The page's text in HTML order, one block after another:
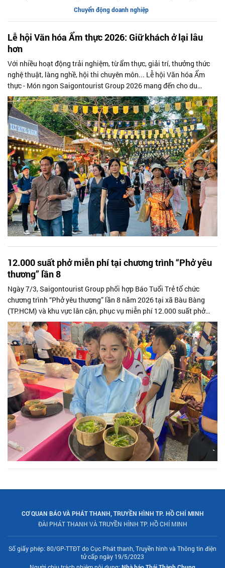
Bangkok, Thái Lan.
Chuyển động doanh nghiệp
Lễ hội Văn hóa Ẩm thực 2026: Giữ khách ở lại lâu
hơn
Với nhiều hoạt động trải nghiệm, từ ẩm thực, giải trí, thưởng thức
nghệ thuật, làng nghề, hội thi chuyên môn... Lễ hội Văn hóa Ẩm
thực - Món ngon Saigontourist Group 2026 mang đến cho du
khách và khách tham dự nhiều khám phá mới, ở lại với lễ hội lâu
hơn và chi tiền nhiều hơn.
12.000 suất phở miễn phí tại chương trình “Phở yêu
thương” lần 8
Ngày 7/3, Saigontourist Group phối hợp Báo Tuổi Trẻ tổ chức
chương trình “Phở yêu thương” lần 8 năm 2026 tại xã Bàu Bàng
(TP.HCM) và khu vực lân cận, phục vụ miễn phí 12.000 suất phở
cho công nhân, người lao động và học sinh có hoàn cảnh khó khăn.
CƠ QUAN BÁO VÀ PHÁT THANH, TRUYỀN HÌNH TP. HỒ CHÍ MINH
ĐÀI PHÁT THANH VÀ TRUYỀN HÌNH TP. HỒ CHÍ MINH
Số giấy phép: 80/GP-TTĐT do Cục Phát thanh, Truyền hình và Thông tin điện
tử cấp ngày 19/5/2023